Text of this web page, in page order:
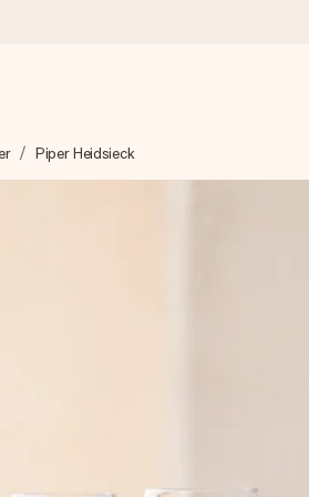
vor und schicken es
Kunden bewerten uns mit 4,8 bei
in wenigen Schritten – mit ihrem
Piper Heidsieck